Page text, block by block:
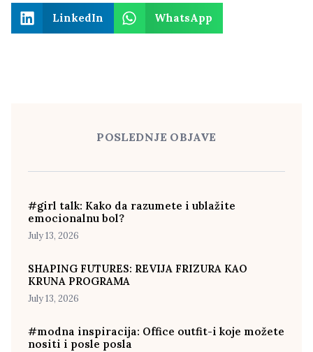
LinkedIn WhatsApp
POSLEDNJE OBJAVE
#girl talk: Kako da razumete i ublažite
emocionalnu bol?
July 13, 2026
SHAPING FUTURES: REVIJA FRIZURA KAO
KRUNA PROGRAMA
July 13, 2026
#modna inspiracija: Office outfit-i koje možete
nositi i posle posla